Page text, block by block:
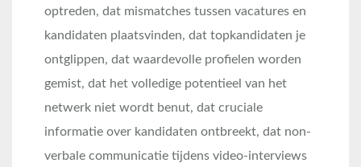
optreden, dat mismatches tussen vacatures en
kandidaten plaatsvinden, dat topkandidaten je
ontglippen, dat waardevolle profielen worden
gemist, dat het volledige potentieel van het
netwerk niet wordt benut, dat cruciale
informatie over kandidaten ontbreekt, dat non-
verbale communicatie tijdens video-interviews